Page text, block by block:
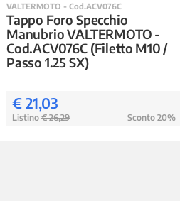
VALTERMOTO - Cod.ACV076C
Tappo Foro Specchio
Manubrio VALTERMOTO -
Cod.ACV076C (Filetto M10 /
Passo 1.25 SX)
€ 21,03
Listino € 26,29 Sconto 20%